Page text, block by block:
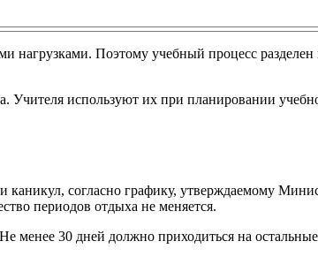
нагрузками. Поэтому учебный процесс
Учителя используют их при планировании
каникул, согласно графику, утверждаемому
периодов отдыха не меняется.
менее 30 дней должно приходиться на